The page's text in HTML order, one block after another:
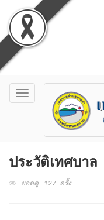
Toggle
navigation
ประวัติเทศบาล
ยอดดู 127 ครั้ง